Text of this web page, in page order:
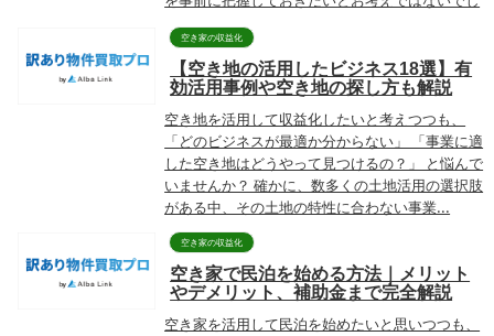
ょうか？ ...
空き家の収益化
【空き地の活用したビジネス18選】有
効活用事例や空き地の探し方も解説
空き地を活用して収益化したいと考えつつも、
「どのビジネスが最適か分からない」 「事業に適
した空き地はどうやって見つけるの？」 と悩んで
いませんか？ 確かに、数多くの土地活用の選択肢
がある中、その土地の特性に合わない事業...
空き家の収益化
空き家で民泊を始める方法｜メリット
やデメリット、補助金まで完全解説
空き家を活用して民泊を始めたいと思いつつも、